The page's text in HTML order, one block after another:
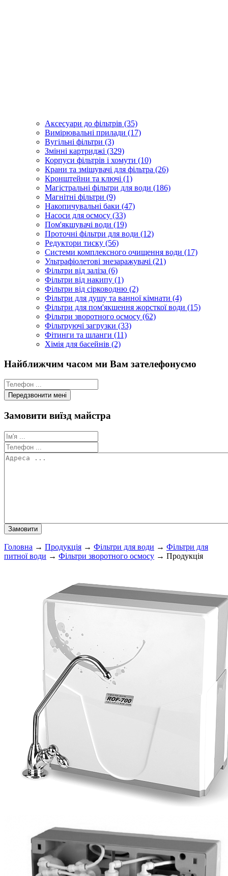
Аксесуари до фільтрів (35)
Вимірювальні прилади (17)
Вугільні фільтри (3)
Змінні картриджі (329)
Корпуси фільтрів і хомути (10)
Крани та змішувачі для фільтра (26)
Кронштейни та ключі (1)
Магістральні фільтри для води (186)
Магнітні фільтри (9)
Накопичувальні баки (47)
Насоси для осмосу (33)
Пом'якшувачі води (19)
Проточні фільтри для води (12)
Редуктори тиску (56)
Системи комплексного очищення води (17)
Ультрафіолетові знезаражувачі (21)
Фільтри від заліза (6)
Фільтри від накипу (1)
Фільтри від сірководню (2)
Фільтри для душу та ванної кімнати (4)
Фільтри для пом'якшення жорсткої води (15)
Фільтри зворотного осмосу (62)
Фільтруючі загрузки (33)
Фітинги та шланги (11)
Хімія для басейнів (2)
Найближчим часом ми Вам зателефонуємо
Замовити виїзд майстра
Головна → Продукція → Фільтри для води → Фільтри для
питної води → Фільтри зворотного осмосу → Продукція